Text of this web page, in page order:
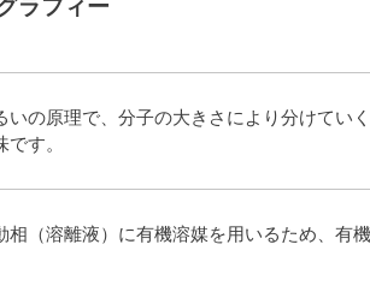
ラフィー
いの原理で、分子の大きさにより分けてい
です。
相（溶離液）に有機溶媒を用いるため、有